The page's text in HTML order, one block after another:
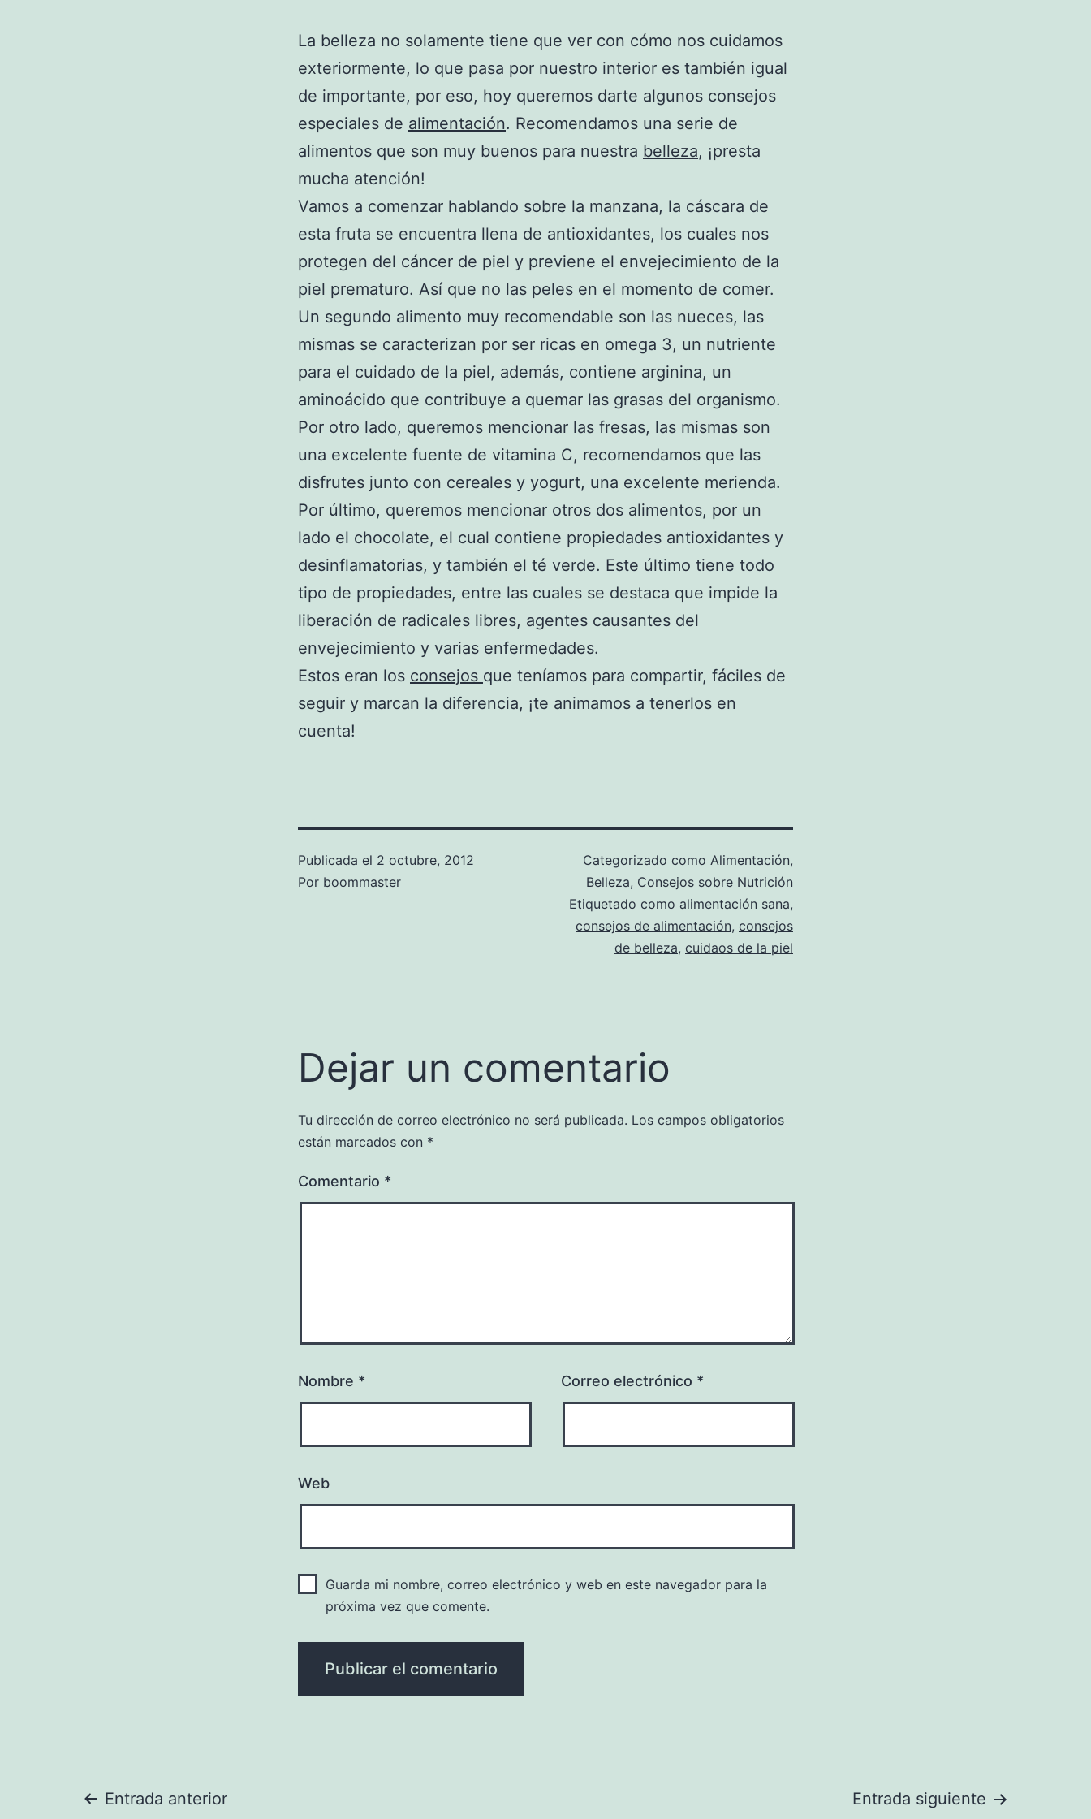
La belleza no solamente tiene que ver con cómo nos cuidamos
exteriormente, lo que pasa por nuestro interior es también igual
de importante, por eso, hoy queremos darte algunos consejos
especiales de alimentación. Recomendamos una serie de
alimentos que son muy buenos para nuestra belleza, ¡presta
mucha atención!
Vamos a comenzar hablando sobre la manzana, la cáscara de
esta fruta se encuentra llena de antioxidantes, los cuales nos
protegen del cáncer de piel y previene el envejecimiento de la
piel prematuro. Así que no las peles en el momento de comer.
Un segundo alimento muy recomendable son las nueces, las
mismas se caracterizan por ser ricas en omega 3, un nutriente
para el cuidado de la piel, además, contiene arginina, un
aminoácido que contribuye a quemar las grasas del organismo.
Por otro lado, queremos mencionar las fresas, las mismas son
una excelente fuente de vitamina C, recomendamos que las
disfrutes junto con cereales y yogurt, una excelente merienda.
Por último, queremos mencionar otros dos alimentos, por un
lado el chocolate, el cual contiene propiedades antioxidantes y
desinflamatorias, y también el té verde. Este último tiene todo
tipo de propiedades, entre las cuales se destaca que impide la
liberación de radicales libres, agentes causantes del
envejecimiento y varias enfermedades.
Estos eran los consejos que teníamos para compartir, fáciles de
seguir y marcan la diferencia, ¡te animamos a tenerlos en
cuenta!
Publicada el 2 octubre, 2012
Por boommaster
Categorizado como Alimentación,
Belleza, Consejos sobre Nutrición
Etiquetado como alimentación sana,
consejos de alimentación, consejos
de belleza, cuidaos de la piel
Dejar un comentario
Tu dirección de correo electrónico no será publicada. Los campos obligatorios
están marcados con *
Comentario *
Nombre * Correo electrónico *
Web
Guarda mi nombre, correo electrónico y web en este navegador para la
próxima vez que comente.
Navegación
Entrada anterior Entrada siguiente